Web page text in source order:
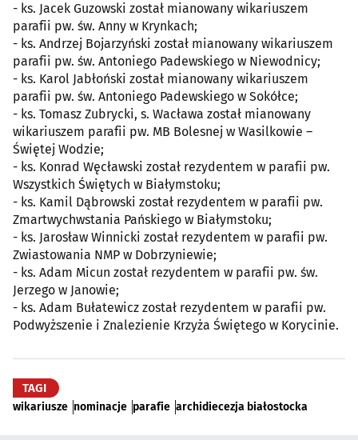
- ks. Jacek Guzowski został mianowany wikariuszem
parafii pw. św. Anny w Krynkach;
- ks. Andrzej Bojarzyński został mianowany wikariuszem
parafii pw. św. Antoniego Padewskiego w Niewodnicy;
- ks. Karol Jabłoński został mianowany wikariuszem
parafii pw. św. Antoniego Padewskiego w Sokółce;
- ks. Tomasz Zubrycki, s. Wacława został mianowany
wikariuszem parafii pw. MB Bolesnej w Wasilkowie –
Świętej Wodzie;
- ks. Konrad Węcławski został rezydentem w parafii pw.
Wszystkich Świętych w Białymstoku;
- ks. Kamil Dąbrowski został rezydentem w parafii pw.
Zmartwychwstania Pańskiego w Białymstoku;
- ks. Jarosław Winnicki został rezydentem w parafii pw.
Zwiastowania NMP w Dobrzyniewie;
- ks. Adam Micun został rezydentem w parafii pw. św.
Jerzego w Janowie;
- ks. Adam Bułatewicz został rezydentem w parafii pw.
Podwyższenie i Znalezienie Krzyża Świętego w Korycinie.
TAGI
wikariusze nominacje parafie archidiecezja białostocka